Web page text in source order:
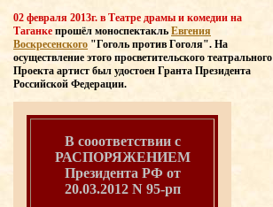
02 февраля 2013г. в Театре драмы и комедии на
Таганке прошёл моноспектакль Евгения
Воскресенского "Гоголь против Гоголя". На
осуществление этого просветительского театрального
Проекта артист был удостоен Гранта Президента
Российской Федерации.
В сооответствии с
РАСПОРЯЖЕНИЕМ
Президента РФ от
20.03.2012 N 95-рп